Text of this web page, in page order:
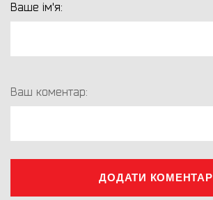
Ваше ім'я:
Ваш коментар:
ДОДАТИ КОМЕНТАР